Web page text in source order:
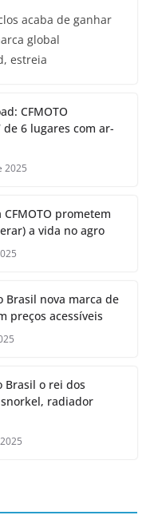
acaba de ganhar
global
estreia
CFMOTO
de 6 lugares com ar-
2025
CFMOTO prometem
a vida no agro
Brasil nova marca de
preços acessíveis
Brasil o rei dos
radiador